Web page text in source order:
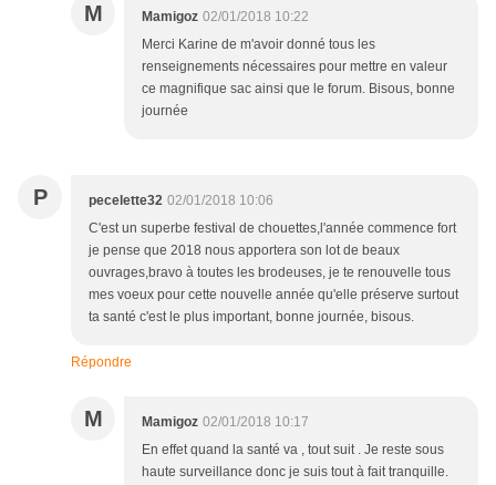
M Mamigoz 02/01/2018 10:22
Merci Karine de m'avoir donné tous les
renseignements nécessaires pour mettre en valeur
ce magnifique sac ainsi que le forum. Bisous, bonne
journée
P pecelette32 02/01/2018 10:06
C'est un superbe festival de chouettes,l'année commence fort
je pense que 2018 nous apportera son lot de beaux
ouvrages,bravo à toutes les brodeuses, je te renouvelle tous
mes voeux pour cette nouvelle année qu'elle préserve surtout
ta santé c'est le plus important, bonne journée, bisous.
Répondre
M Mamigoz 02/01/2018 10:17
En effet quand la santé va , tout suit . Je reste sous
haute surveillance donc je suis tout à fait tranquille.